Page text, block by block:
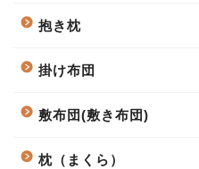
抱き枕
掛け布団
敷布団(敷き布団)
枕（まくら）